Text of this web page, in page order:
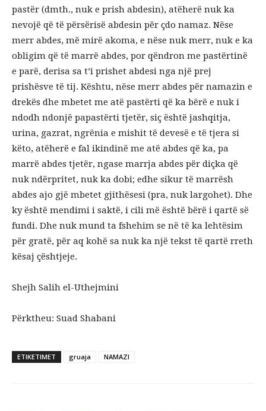
pastër (dmth., nuk e prish abdesin), atëherë nuk ka
nevojë që të përsërisë abdesin për çdo namaz. Nëse
merr abdes, më mirë akoma, e nëse nuk merr, nuk e ka
obligim që të marrë abdes, por qëndron me pastërtinë
e parë, derisa sa t’i prishet abdesi nga një prej
prishësve të tij. Kështu, nëse merr abdes për namazin e
drekës dhe mbetet me atë pastërti që ka bërë e nuk i
ndodh ndonjë papastërti tjetër, siç është jashqitja,
urina, gazrat, ngrënia e mishit të devesë e të tjera si
këto, atëherë e fal ikindinë me atë abdes që ka, pa
marrë abdes tjetër, ngase marrja abdes për diçka që
nuk ndërpritet, nuk ka dobi; edhe sikur të marrësh
abdes ajo gjë mbetet gjithësesi (pra, nuk largohet). Dhe
ky është mendimi i saktë, i cili më është bërë i qartë së
fundi. Dhe nuk mund ta fshehim se në të ka lehtësim
për gratë, për aq kohë sa nuk ka një tekst të qartë rreth
kësaj çështjeje.
Shejh Salih el-Uthejmini
Përktheu: Suad Shabani
ETIKETIMET gruaja NAMAZI